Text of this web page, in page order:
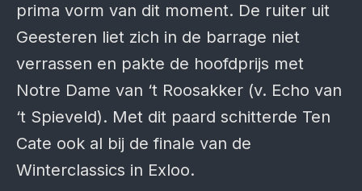
prima vorm van dit moment. De ruiter uit
Geesteren liet zich in de barrage niet
verrassen en pakte de hoofd­prijs met
Notre Dame van ‘t Roos­akker (v. Echo van
‘t Spieveld). Met dit paard schitterde Ten
Cate ook al bij de finale van de
Winterclassics in Exloo.